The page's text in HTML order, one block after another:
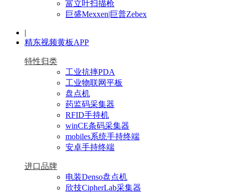
富立叶扫描枪
巨盛Mexxen|巨普Zebex
|
精东视频黄板APP
特性归类
工业抗摔PDA
工业物联网平板
盘点机
药监码采集器
RFID手持机
winCE条码采集器
mobiles系统手持终端
安卓手持终端
进口品牌
电装Denso盘点机
欣技CipherLab采集器